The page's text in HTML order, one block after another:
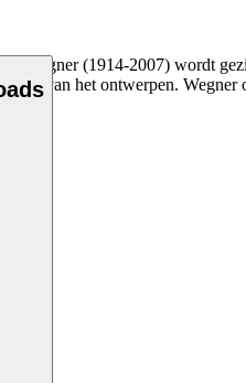
J. Wegner (1914-2007) wordt
van het ontwerpen.